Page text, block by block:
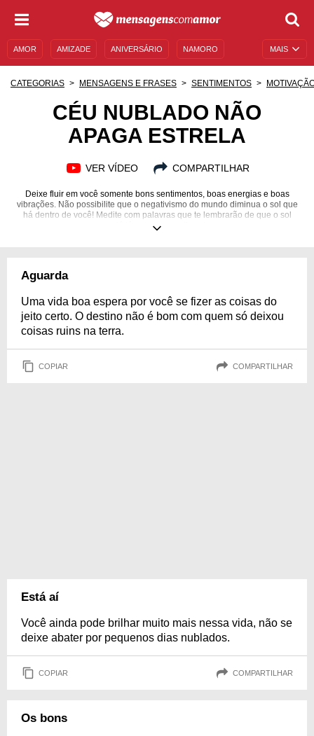
MAIS
AMOR AMIZADE ANIVERSÁRIO NAMORO
UNIVERSO FEMININO
MENSAGENS E FRASES MENSAGENS DE ANIVERSÁRIO
CATEGORIAS MENSAGENS E FRASES SENTIMENTOS
CÉU NUBLADO NÃO
APAGA ESTRELA
VER VÍDEO COMPARTILHAR
Deixe fluir em você somente bons sentimentos, boas energias e boas
vibrações. Não possibilite que o negativismo do mundo diminua o sol que
há dentro de você! Medite com palavras que te lembrarão de que o sol
sempre está lá, mesmo em dias chuvosos.
Aguarda
Uma vida boa espera por você se fizer as coisas do
jeito certo. O destino não é bom com quem só deixou
coisas ruins na terra.
COPIAR COMPARTILHAR
Está aí
Você ainda pode brilhar muito mais nessa vida, não se
deixe abater por pequenos dias nublados.
COPIAR COMPARTILHAR
Os bons